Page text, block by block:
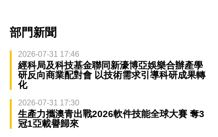
部門新聞
2026-07-31 17:46
經科局及科技基金聯同新濠博亞娛樂合辦產學
研反向商業配對會 以技術需求引導科研成果轉
化
2026-07-31 17:30
生產力攜澳青出戰2026軟件技能全球大賽 奪3
冠1亞載譽歸來